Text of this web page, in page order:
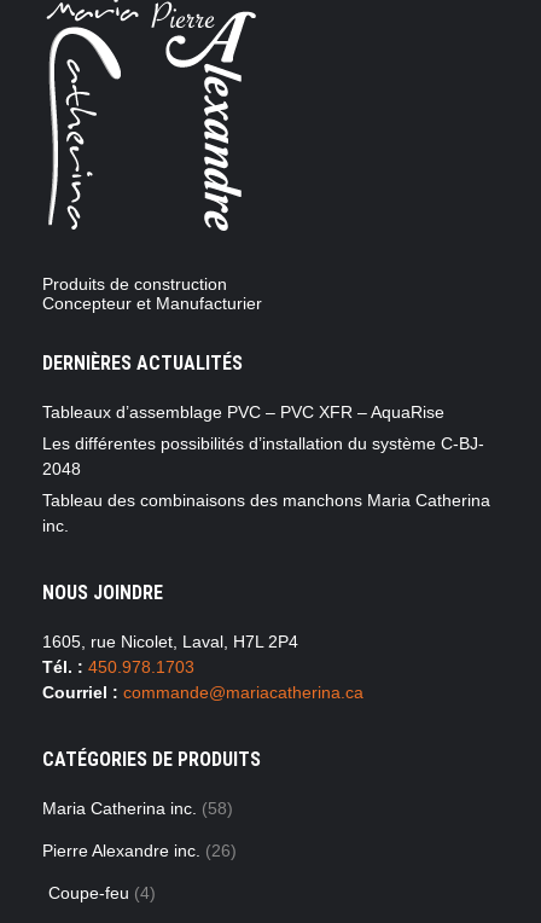
Produits de construction
Concepteur et Manufacturier
DERNIÈRES ACTUALITÉS
Tableaux d’assemblage PVC – PVC XFR – AquaRise
Les différentes possibilités d’installation du système C-BJ-
2048
Tableau des combinaisons des manchons Maria Catherina
inc.
NOUS JOINDRE
1605, rue Nicolet, Laval, H7L 2P4
Tél. : 450.978.1703
Courriel : commande@mariacatherina.ca
CATÉGORIES DE PRODUITS
Maria Catherina inc. (58)
Pierre Alexandre inc. (26)
Coupe-feu (4)